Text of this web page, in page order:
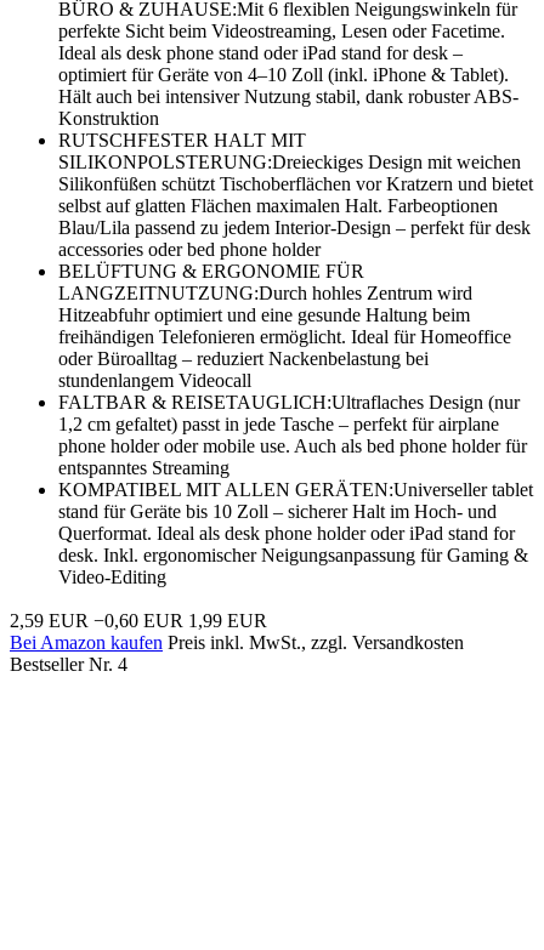
BÜRO & ZUHAUSE:Mit 6 flexiblen Neigungswinkeln für
perfekte Sicht beim Videostreaming, Lesen oder Facetime.
Ideal als desk phone stand oder iPad stand for desk –
optimiert für Geräte von 4–10 Zoll (inkl. iPhone & Tablet).
Hält auch bei intensiver Nutzung stabil, dank robuster ABS-
Konstruktion
RUTSCHFESTER HALT MIT
SILIKONPOLSTERUNG:Dreieckiges Design mit weichen
Silikonfüßen schützt Tischoberflächen vor Kratzern und bietet
selbst auf glatten Flächen maximalen Halt. Farbeoptionen
Blau/Lila passend zu jedem Interior-Design – perfekt für desk
accessories oder bed phone holder
BELÜFTUNG & ERGONOMIE FÜR
LANGZEITNUTZUNG:Durch hohles Zentrum wird
Hitzeabfuhr optimiert und eine gesunde Haltung beim
freihändigen Telefonieren ermöglicht. Ideal für Homeoffice
oder Büroalltag – reduziert Nackenbelastung bei
stundenlangem Videocall
FALTBAR & REISETAUGLICH:Ultraflaches Design (nur
1,2 cm gefaltet) passt in jede Tasche – perfekt für airplane
phone holder oder mobile use. Auch als bed phone holder für
entspanntes Streaming
KOMPATIBEL MIT ALLEN GERÄTEN:Universeller tablet
stand für Geräte bis 10 Zoll – sicherer Halt im Hoch- und
Querformat. Ideal als desk phone holder oder iPad stand for
desk. Inkl. ergonomischer Neigungsanpassung für Gaming &
Video-Editing
2,59 EUR −0,60 EUR 1,99 EUR
Bei Amazon kaufen Preis inkl. MwSt., zzgl. Versandkosten
Bestseller Nr. 4